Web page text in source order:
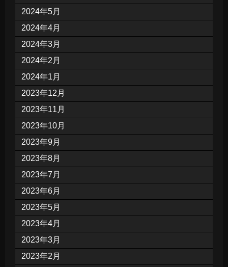
2024年5月
2024年4月
2024年3月
2024年2月
2024年1月
2023年12月
2023年11月
2023年10月
2023年9月
2023年8月
2023年7月
2023年6月
2023年5月
2023年4月
2023年3月
2023年2月